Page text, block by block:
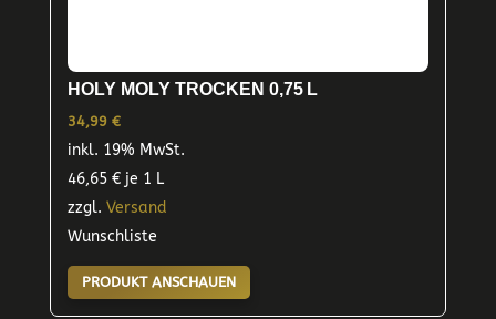
HOLY MOLY TROCKEN 0,75 L
34,99 €
inkl. 19% MwSt.
46,65 €je 1 L
zzgl. Versand
Wunschliste
PRODUKT ANSCHAUEN